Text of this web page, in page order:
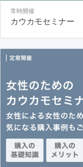
常時開催
カウカモセミナー